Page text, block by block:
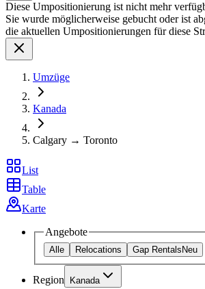
Diese Umpositionierung ist nicht mehr
Sie wurde möglicherweise gebucht oder ist
die aktuellen Umpositionierungen für diese
Umzüge
Kanada
Calgary → Toronto
List
Table
Karte
Angebote
Alle Relocations Gap Rentals Neu
Region Kanada